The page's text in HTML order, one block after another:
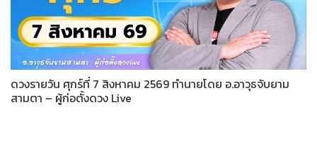
ดวงรายวัน ศุกร์ที่ 7 สิงหาคม 2569 ทำนายโดย อ.อาวุธจับยาม
สามตา – ผู้ก่อตั้งดวง Live